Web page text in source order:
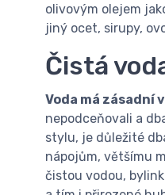
olivovým olejem
jiný ocet, sirupy,
Čistá
Voda má zásadní
nepodceňovali a
stylu, je důležité
nápojům, většímu
čistou vodou,